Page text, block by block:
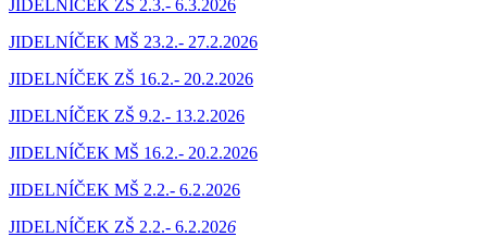
JIDELNÍČEK ZŠ 2.3.- 6.3.2026
JIDELNÍČEK MŠ 23.2.- 27.2.2026
JIDELNÍČEK ZŠ 16.2.- 20.2.2026
JIDELNÍČEK ZŠ 9.2.- 13.2.2026
JIDELNÍČEK MŠ 16.2.- 20.2.2026
JIDELNÍČEK MŠ 2.2.- 6.2.2026
JIDELNÍČEK ZŠ 2.2.- 6.2.2026